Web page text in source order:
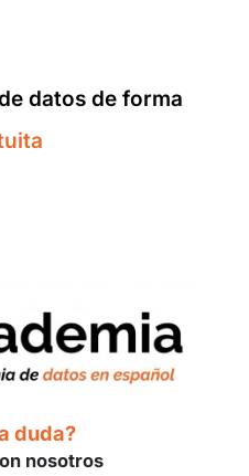
datos de forma
duda?
nosotros